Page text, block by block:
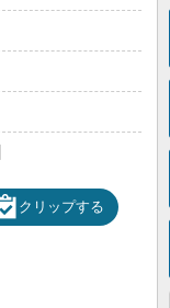
クリップする